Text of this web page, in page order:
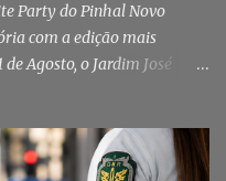
Party do Pinhal Novo
com a edição mais
Agosto, o Jardim José
a Associação Humanitária
reforçando o espírito